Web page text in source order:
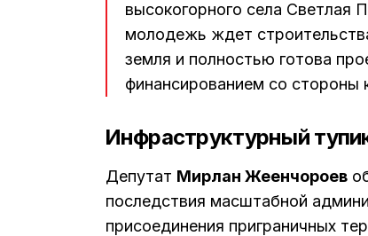
высокогорного села Светлая
молодежь ждет
земля и полностью готова
финансированием со стороны
Инфраструктурный
Депутат Мирлан Жеенчороев
последствия масштабной
присоединения приграничных